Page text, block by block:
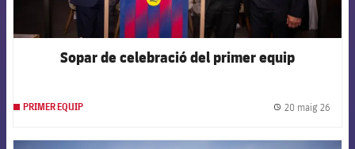
Sopar de celebració del primer equip
PRIMER EQUIP 20 maig 26